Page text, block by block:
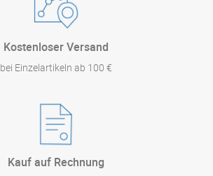
Kostenloser Versand
bei Einzelartikeln ab 100 €
Kauf auf Rechnung